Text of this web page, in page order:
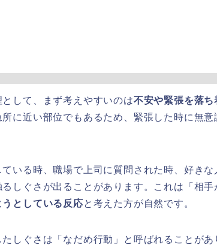
して、まず考えやすいのは不安や緊張を落
に近い部位でもあるため、緊張した時に無意
いる時、職場で上司に質問された時、好きな
しぐさが出ることがあります。これは「相手
としている反応と考えた方が自然です。
しぐさは「なだめ行動」と呼ばれることがあ